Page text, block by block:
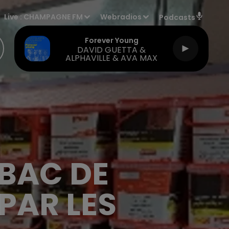
Live :CHAMPAGNE FM Webradios Podcasts
Forever Young
DAVID GUETTA &
ALPHAVILLE & AVA MAX
DE
LES